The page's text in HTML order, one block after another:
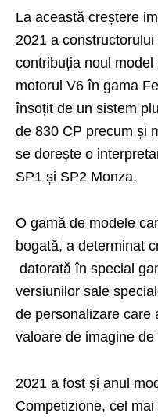
La această creștere
2021 a
contribuția noul
motorul V6 în gama
însoțit de un sistem
de 830 CP precum și
se dorește o
SP1 și SP2 Monza.
O gamă de modele
bogată, a determinat
datorată în special
versiunilor sale
de personalizare care
valoare de imagine de
2021 a fost și anul
Competizione, cel